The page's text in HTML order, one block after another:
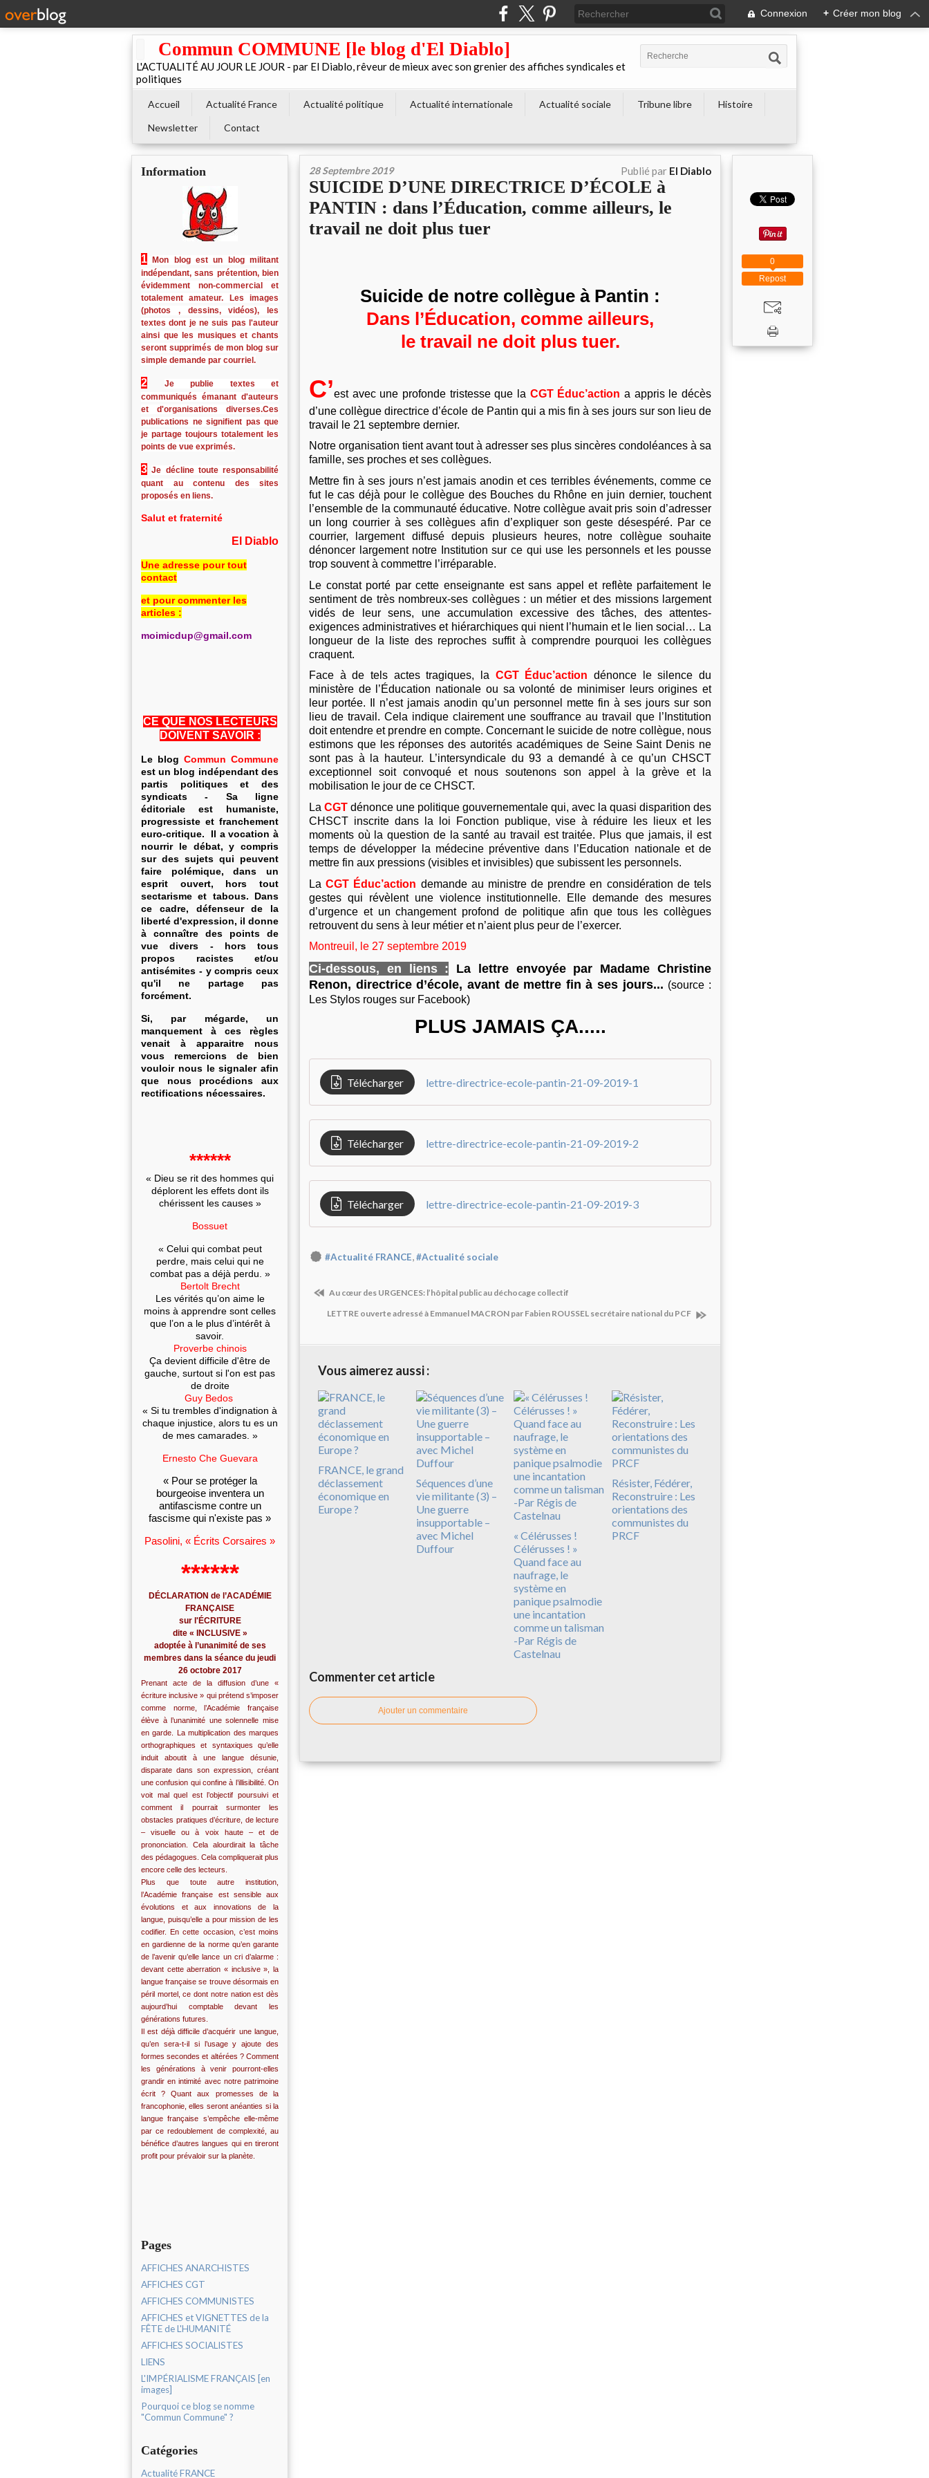
Connexion + Créer mon blog
Commun COMMUNE [le blog d'El Diablo]
L'ACTUALITÉ AU JOUR LE JOUR - par El Diablo, rêveur de mieux avec son grenier des affiches syndicales et
politiques
Accueil Actualité France Actualité politique Actualité internationale Actualité sociale Tribune libre
Histoire
Newsletter
Contact
Information
1
Mon blog est un blog militant
indépendant, sans prétention, bien
évidemment non-commercial et
totalement amateur. Les images
(photos , dessins, vidéos), les
textes dont je ne suis pas l'auteur
ainsi que les musiques et chants
seront supprimés de mon blog sur
simple demande par courriel.
2
Je publie textes et
communiqués émanant d'auteurs
et d'organisations diverses.Ces
publications ne signifient pas que
je partage toujours totalement les
points de vue exprimés.
3 Je décline toute responsabilité
quant au contenu des sites
proposés en liens.
Salut et fraternité
El Diablo
Une adresse pour tout
contact
et pour commenter les
articles :
moimicdup@gmail.com
CE QUE NOS LECTEURS
DOIVENT SAVOIR :
Le blog Commun Commune
est un blog indépendant des
partis politiques et des
syndicats - Sa ligne
éditoriale est humaniste,
progressiste et franchement
euro-critique. Il a vocation à
nourrir le débat, y compris
sur des sujets qui peuvent
faire polémique, dans un
esprit ouvert, hors tout
sectarisme et tabous. Dans
ce cadre, défenseur de la
liberté d'expression, il donne
à connaître des points de
vue divers - hors tous
propos racistes et/ou
antisémites - y compris ceux
qu'il ne partage pas
forcément.
Si, par mégarde, un
manquement à ces règles
venait à apparaitre nous
vous remercions de bien
vouloir nous le signaler afin
que nous procédions aux
rectifications nécessaires.
******
« Dieu se rit des hommes qui
déplorent les effets dont ils
chérissent les causes »
Bossuet
« Celui qui combat peut
perdre, mais celui qui ne
combat pas a déjà perdu. »
Bertolt Brecht
Les vérités qu’on aime le
moins à apprendre sont celles
que l’on a le plus d’intérêt à
savoir.
Proverbe chinois
Ça devient difficile d'être de
gauche, surtout si l'on est pas
de droite
Guy Bedos
« Si tu trembles d'indignation à
chaque injustice, alors tu es un
de mes camarades. »
Ernesto Che Guevara
« Pour se protéger la
bourgeoise inventera un
antifascisme contre un
fascisme qui n'existe pas »
Pasolini, « Écrits Corsaires »
******
DÉCLARATION de l’ACADÉMIE
FRANÇAISE
sur l'ÉCRITURE
dite « INCLUSIVE »
adoptée à l’unanimité de ses
membres dans la séance du jeudi
26 octobre 2017
Prenant acte de la diffusion d’une «
écriture inclusive » qui prétend s’imposer
comme norme, l’Académie française
élève à l’unanimité une solennelle mise
en garde. La multiplication des marques
orthographiques et syntaxiques qu’elle
induit aboutit à une langue désunie,
disparate dans son expression, créant
une confusion qui confine à l’illisibilité. On
voit mal quel est l’objectif poursuivi et
comment il pourrait surmonter les
obstacles pratiques d’écriture, de lecture
– visuelle ou à voix haute – et de
prononciation. Cela alourdirait la tâche
des pédagogues. Cela compliquerait plus
encore celle des lecteurs.
Plus que toute autre institution,
l’Académie française est sensible aux
évolutions et aux innovations de la
langue, puisqu’elle a pour mission de les
codifier. En cette occasion, c’est moins
en gardienne de la norme qu’en garante
de l’avenir qu’elle lance un cri d’alarme :
devant cette aberration « inclusive », la
langue française se trouve désormais en
péril mortel, ce dont notre nation est dès
aujourd’hui comptable devant les
générations futures.
Il est déjà difficile d’acquérir une langue,
qu’en sera-t-il si l’usage y ajoute des
formes secondes et altérées ? Comment
les générations à venir pourront-elles
grandir en intimité avec notre patrimoine
écrit ? Quant aux promesses de la
francophonie, elles seront anéanties si la
langue française s’empêche elle-même
par ce redoublement de complexité, au
bénéfice d’autres langues qui en tireront
profit pour prévaloir sur la planète.
Pages
AFFICHES ANARCHISTES
AFFICHES CGT
AFFICHES COMMUNISTES
AFFICHES et VIGNETTES de la
FÊTE de L'HUMANITÉ
AFFICHES SOCIALISTES
LIENS
L'IMPÉRIALISME FRANÇAIS [en
images]
Pourquoi ce blog se nomme
"Commun Commune" ?
Catégories
Actualité FRANCE
28 Septembre 2019 Publié par El Diablo
SUICIDE D’UNE DIRECTRICE D’ÉCOLE à
PANTIN : dans l’Éducation, comme ailleurs, le
travail ne doit plus tuer
Suicide de notre collègue à Pantin :
Dans l’Éducation, comme ailleurs,
le travail ne doit plus tuer.
C’est avec une profonde tristesse que la CGT Éduc’action a appris le décès
d’une collègue directrice d’école de Pantin qui a mis fin à ses jours sur son lieu de
travail le 21 septembre dernier.
Notre organisation tient avant tout à adresser ses plus sincères condoléances à sa
famille, ses proches et ses collègues.
Mettre fin à ses jours n’est jamais anodin et ces terribles événements, comme ce
fut le cas déjà pour le collègue des Bouches du Rhône en juin dernier, touchent
l’ensemble de la communauté éducative. Notre collègue avait pris soin d’adresser
un long courrier à ses collègues afin d’expliquer son geste désespéré. Par ce
courrier, largement diffusé depuis plusieurs heures, notre collègue souhaite
dénoncer largement notre Institution sur ce qui use les personnels et les pousse
trop souvent à commettre l’irréparable.
Le constat porté par cette enseignante est sans appel et reflète parfaitement le
sentiment de très nombreux-ses collègues : un métier et des missions largement
vidés de leur sens, une accumulation excessive des tâches, des attentes-
exigences administratives et hiérarchiques qui nient l’humain et le lien social… La
longueur de la liste des reproches suffit à comprendre pourquoi les collègues
craquent.
Face à de tels actes tragiques, la CGT Éduc’action dénonce le silence du
ministère de l’Éducation nationale ou sa volonté de minimiser leurs origines et
leur portée. Il n’est jamais anodin qu’un personnel mette fin à ses jours sur son
lieu de travail. Cela indique clairement une souffrance au travail que l’Institution
doit entendre et prendre en compte. Concernant le suicide de notre collègue, nous
estimons que les réponses des autorités académiques de Seine Saint Denis ne
sont pas à la hauteur. L’intersyndicale du 93 a demandé à ce qu’un CHSCT
exceptionnel soit convoqué et nous soutenons son appel à la grève et la
mobilisation le jour de ce CHSCT.
La CGT dénonce une politique gouvernementale qui, avec la quasi disparition des
CHSCT inscrite dans la loi Fonction publique, vise à réduire les lieux et les
moments où la question de la santé au travail est traitée. Plus que jamais, il est
temps de développer la médecine préventive dans l’Education nationale et de
mettre fin aux pressions (visibles et invisibles) que subissent les personnels.
LaCGT Éduc’action demande au ministre de prendre en considération de tels
gestes qui révèlent une violence institutionnelle. Elle demande des mesures
d’urgence et un changement profond de politique afin que tous les collègues
retrouvent du sens à leur métier et n’aient plus peur de l’exercer.
Montreuil, le 27 septembre 2019
Ci-dessous, en liens : La lettre envoyée par Madame Christine
Renon, directrice d’école, avant de mettre fin à ses jours... (source :
Les Stylos rouges sur Facebook)
PLUS JAMAIS ÇA.....
Télécharger lettre-directrice-ecole-pantin-21-09-2019-1
Télécharger lettre-directrice-ecole-pantin-21-09-2019-2
Télécharger lettre-directrice-ecole-pantin-21-09-2019-3
#Actualité FRANCE,#Actualité sociale
Au cœur des URGENCES: l’hôpital public au déchocage collectif
LETTRE ouverte adressé à Emmanuel MACRON par Fabien ROUSSEL secrétaire national du PCF
Vous aimerez aussi :
FRANCE, le grand
déclassement
économique en
Europe ?
Séquences d’une
vie militante (3) –
Une guerre
insupportable –
avec Michel
Duffour
« Célérusses !
Célérusses ! »
Quand face au
naufrage, le
système en
panique psalmodie
une incantation
comme un talisman
-Par Régis de
Castelnau
Résister, Fédérer,
Reconstruire : Les
orientations des
communistes du
PRCF
Commenter cet article
Ajouter un commentaire
Repost
0